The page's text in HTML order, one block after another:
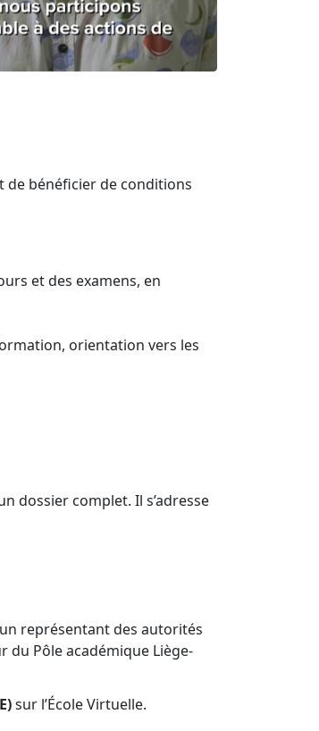
de bénéficier de conditions
et des examens, en
orientation vers les
dossier complet. Il s’adresse
représentant des autorités
du Pôle académique Liège-
sur l’École Virtuelle.